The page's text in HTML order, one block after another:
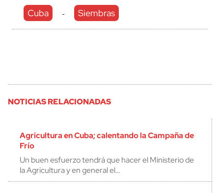
Cuba - Siembras
NOTICIAS RELACIONADAS
Agricultura en Cuba; calentando la Campaña de
Frío
Un buen esfuerzo tendrá que hacer el Ministerio de
la Agricultura y en general el…